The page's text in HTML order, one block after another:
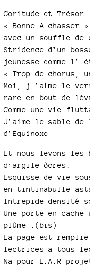
Goritude et Trésor
« Bonne A chasser
avec un souffle de
Stridence d’un
jeunesse comme l’
« Trop de chorus,
Moi, j ’aime le
rare en bout de
Comme une vie
J’aime le sable
d’Equinoxe
Et nous levons les
d’argile ôcres.
Esquisse de vie
en tintinabulle
Intrepide densité
Une porte en cache
plûme .(bis)
La page est
lectrices a tous
Na pour E.A.R